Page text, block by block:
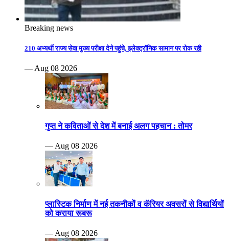
Breaking news
210 अभ्यर्थी राज्य सेवा मुख्य परीक्षा देने पहुंचे, इलेक्ट्रॉनिक सामान पर रोक रही
— Aug 08 2026
गुप्त ने कविताओं से देश में बनाई अलग पहचान : तोमर
— Aug 08 2026
प्लास्टिक निर्माण में नई तकनीकों व कॅरियर अवसरों से विद्यार्थियों
को कराया रूबरू
— Aug 08 2026